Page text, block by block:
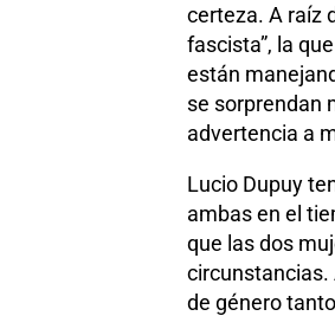
certeza. A raíz
fascista”, la
están
se sorprendan
advertencia a
Lucio Dupuy
ambas en el
que las dos
circunstancias.
de género